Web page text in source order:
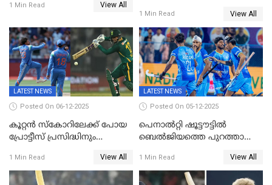
1 Min Read View All
പ്രോട്ടീസിനെതിരെ ജയം,
പരമ്പര
1 Min Read View All
LATEST NEWS
Posted On 06-12-2025
കൂറ്റൻ സ്കോറിലേക്ക് പോയ
പ്രോട്ടീസ് പ്രസിദ്ധിനും
അടിതെറ്റി, ഇന്ത്യക്ക് 271
റണ്‍സ് വിജയലക്ഷ്യം
1 Min Read View All
LATEST NEWS
Posted On 05-12-2025
പെനാൽറ്റി ഷൂട്ടൗട്ടിൽ
ബെൽജിയത്തെ പുറത്താക്കി;
ലോകകപ്പിൽ ഇന്ത്യ
സെമിയിൽ
1 Min Read View All